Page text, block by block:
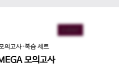
의고사·복습 세트
모의고사